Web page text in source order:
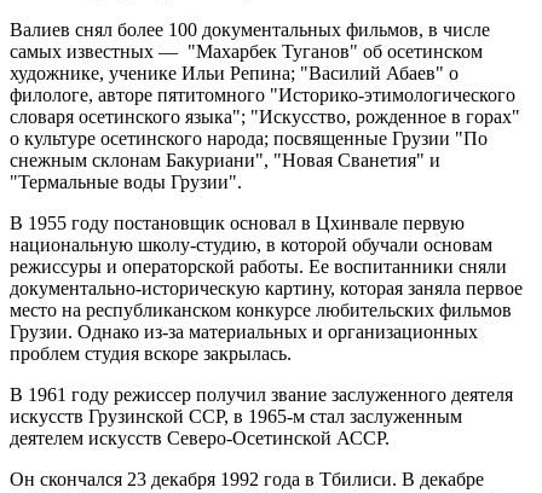
Валиев снял более 100 документальных фильмов, в числе
самых известных — "Махарбек Туганов" об осетинском
художнике, ученике Ильи Репина; "Василий Абаев" о
филологе, авторе пятитомного "Историко-этимологического
словаря осетинского языка"; "Искусство, рожденное в горах"
о культуре осетинского народа; посвященные Грузии "По
снежным склонам Бакуриани", "Новая Сванетия" и
"Термальные воды Грузии".
В 1955 году постановщик основал в Цхинвале первую
национальную школу-студию, в которой обучали основам
режиссуры и операторской работы. Ее воспитанники сняли
документально-историческую картину, которая заняла первое
место на республиканском конкурсе любительских фильмов
Грузии. Однако из-за материальных и организационных
проблем студия вскоре закрылась.
В 1961 году режиссер получил звание заслуженного деятеля
искусств Грузинской ССР, в 1965-м стал заслуженным
деятелем искусств Северо-Осетинской АССР.
Он скончался 23 декабря 1992 года в Тбилиси. В декабре